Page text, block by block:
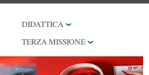
DIDATTICA
TERZA MISSIONE